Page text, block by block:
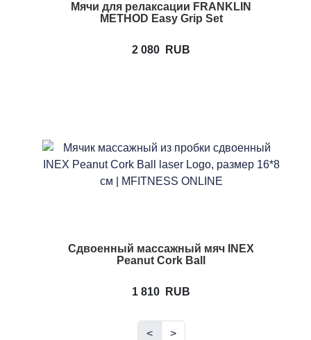
Мячи для релаксации FRANKLIN
METHOD Easy Grip Set
2 080 RUB
Сдвоенный массажный мяч INEX
Peanut Cork Ball
1 810 RUB
< >